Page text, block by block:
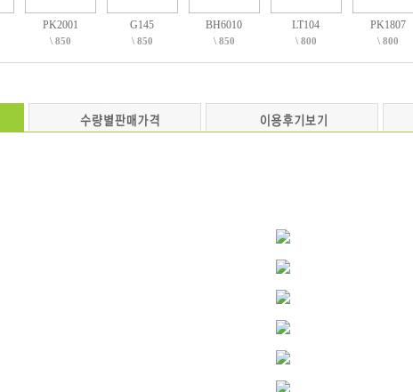
PK2001
\ 850
G145
\ 850
BH6010
\ 850
LT104
\ 800
PK1807
\ 800